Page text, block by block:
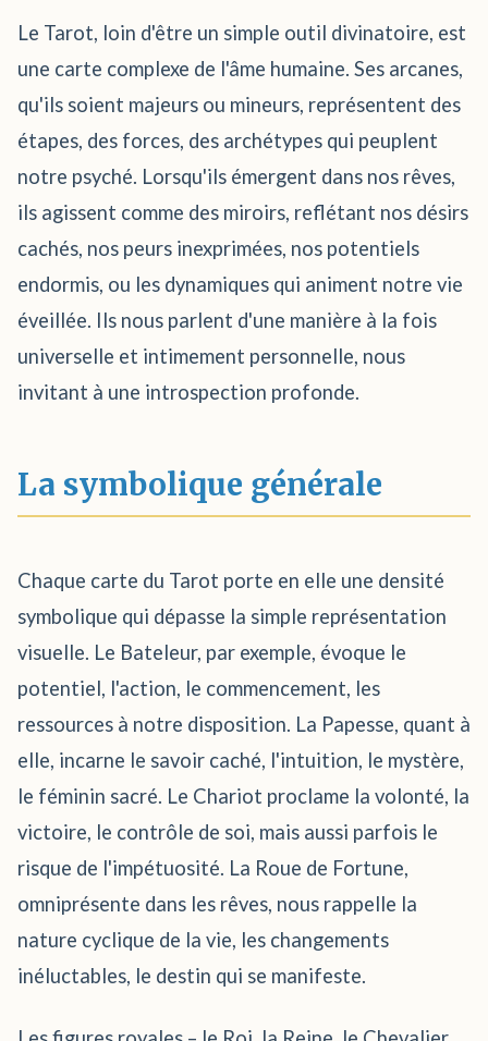
Le Tarot, loin d'être un simple outil divinatoire, est
une carte complexe de l'âme humaine. Ses arcanes,
qu'ils soient majeurs ou mineurs, représentent des
étapes, des forces, des archétypes qui peuplent
notre psyché. Lorsqu'ils émergent dans nos rêves,
ils agissent comme des miroirs, reflétant nos désirs
cachés, nos peurs inexprimées, nos potentiels
endormis, ou les dynamiques qui animent notre vie
éveillée. Ils nous parlent d'une manière à la fois
universelle et intimement personnelle, nous
invitant à une introspection profonde.
La symbolique générale
Chaque carte du Tarot porte en elle une densité
symbolique qui dépasse la simple représentation
visuelle. Le Bateleur, par exemple, évoque le
potentiel, l'action, le commencement, les
ressources à notre disposition. La Papesse, quant à
elle, incarne le savoir caché, l'intuition, le mystère,
le féminin sacré. Le Chariot proclame la volonté, la
victoire, le contrôle de soi, mais aussi parfois le
risque de l'impétuosité. La Roue de Fortune,
omniprésente dans les rêves, nous rappelle la
nature cyclique de la vie, les changements
inéluctables, le destin qui se manifeste.